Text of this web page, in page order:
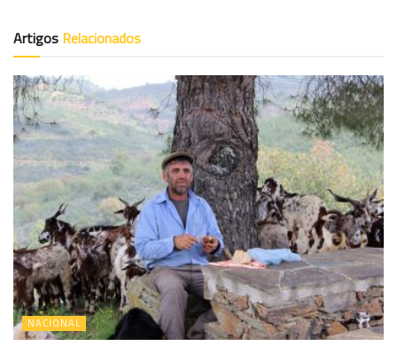
Artigos Relacionados
NACIONAL